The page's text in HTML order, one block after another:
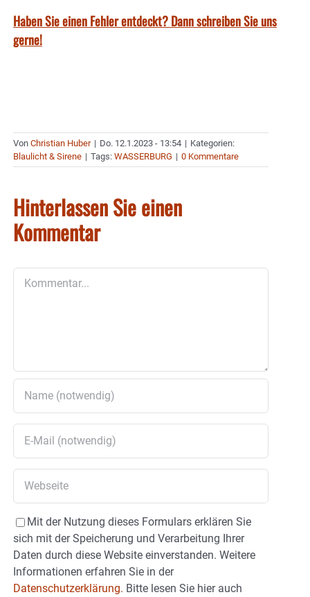
Haben Sie einen Fehler entdeckt? Dann schreiben Sie uns
gerne!
Von Christian Huber | Do. 12.1.2023 - 13:54 | Kategorien:
Blaulicht & Sirene | Tags: WASSERBURG | 0 Kommentare
Hinterlassen Sie einen
Kommentar
Mit der Nutzung dieses Formulars erklären Sie
sich mit der Speicherung und Verarbeitung Ihrer
Daten durch diese Website einverstanden. Weitere
Informationen erfahren Sie in der
Datenschutzerklärung. Bitte lesen Sie hier auch